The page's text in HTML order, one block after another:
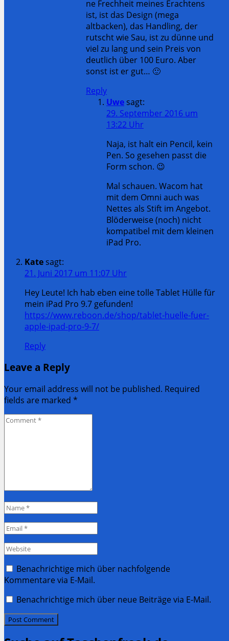
ne Frechheit meines Erachtens
ist, ist das Design (mega
altbacken), das Handling, der
rutscht wie Sau, ist zu dünne und
viel zu lang und sein Preis von
deutlich über 100 Euro. Aber
sonst ist er gut… 🙂
Reply
Uwesagt:
29. September 2016 um
13:22 Uhr
Naja, ist halt ein Pencil, kein
Pen. So gesehen passt die
Form schon. 😉
Mal schauen. Wacom hat
mit dem Omni auch was
Nettes als Stift im Angebot.
Blöderweise (noch) nicht
kompatibel mit dem kleinen
iPad Pro.
Katesagt:
21. Juni 2017 um 11:07 Uhr
Hey Leute! Ich hab eben eine tolle Tablet Hülle für
mein iPad Pro 9.7 gefunden!
https://www.reboon.de/shop/tablet-huelle-fuer-
apple-ipad-pro-9-7/
Reply
Leave a Reply
Your email address will not be published. Required
fields are marked *
Comment
Name
Email
Website
Benachrichtige mich über nachfolgende
Kommentare via E-Mail.
Benachrichtige mich über neue Beiträge via E-Mail.